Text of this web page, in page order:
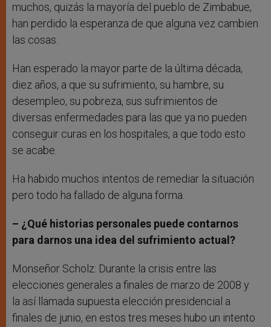
muchos, quizás la mayoría del pueblo de Zimbabue,
han perdido la esperanza de que alguna vez cambien
las cosas.
Han esperado la mayor parte de la última década,
diez años, a que su sufrimiento, su hambre, su
desempleo, su pobreza, sus sufrimientos de
diversas enfermedades para las que ya no pueden
conseguir curas en los hospitales, a que todo esto
se acabe.
Ha habido muchos intentos de remediar la situación
pero todo ha fallado de alguna forma.
– ¿Qué historias personales puede contarnos
para darnos una idea del sufrimiento actual?
Monseñor Scholz: Durante la crisis entre las
elecciones generales a finales de marzo de 2008 y
la así llamada supuesta elección presidencial a
finales de junio, en estos tres meses hubo un intento